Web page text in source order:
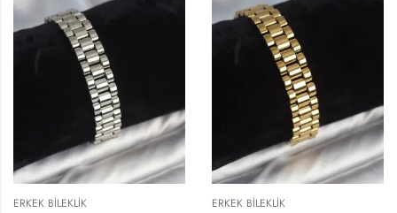
ERKEK BILEKLIK ERKEK BILEKLIK